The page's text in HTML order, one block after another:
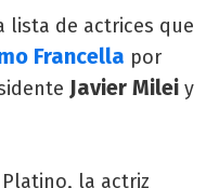
lista de actrices que
Francella por
Javier Milei y
la actriz